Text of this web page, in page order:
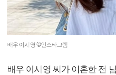
배우 이시영 ©인스타그램
배우 이시영 씨가 이혼한 전